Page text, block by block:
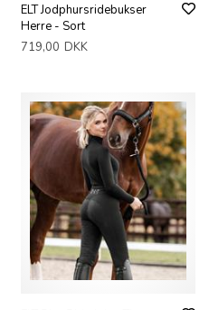
ELT Jodphursridebukser
Herre - Sort
719,00 DKK